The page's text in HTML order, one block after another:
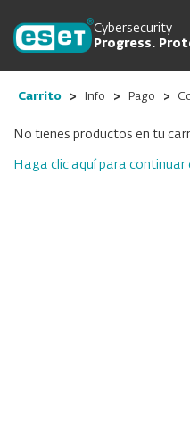
Cybersecurity
Progress.
Carrito Info Pago
No tienes productos en tu
Haga clic aquí para continuar